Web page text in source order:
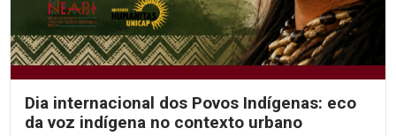
Dia internacional dos Povos Indígenas: eco
da voz indígena no contexto urbano